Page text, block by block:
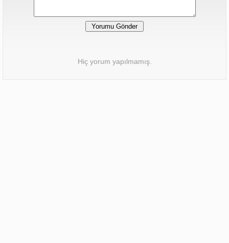
Hiç yorum yapılmamış.